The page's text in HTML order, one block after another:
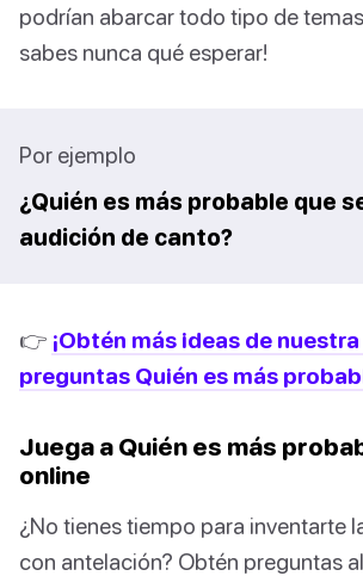
podrían abarcar todo tipo de
sabes nunca qué esperar!
Por ejemplo
¿Quién es más probable que
audición de canto?
👉 ¡Obtén más ideas de
preguntas Quién es más
Juega a Quién es más
online
¿No tienes tiempo para inventarte
con antelación? Obtén preguntas